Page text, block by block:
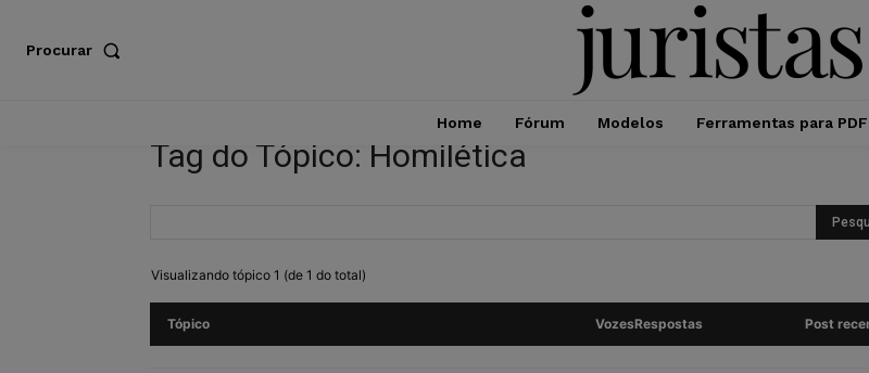
Procurar
Home Fórum Modelos Ferramentas para PDF
Tag do Tópico: Homilética
Visualizando tópico 1 (de 1 do total)
Tópico VozesRespostas Post